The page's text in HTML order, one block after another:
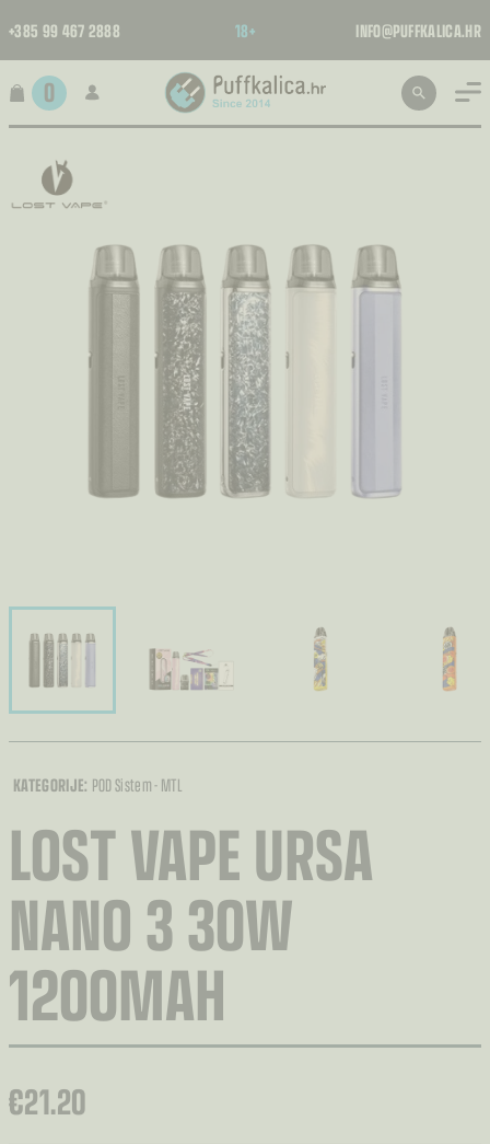
+385 99 467 2888 18+ INFO@PUFFKALICA.HR
0
KATEGORIJE: POD Sistem - MTL
LOST VAPE URSA
NANO 3 30W
1200MAH
€21.20